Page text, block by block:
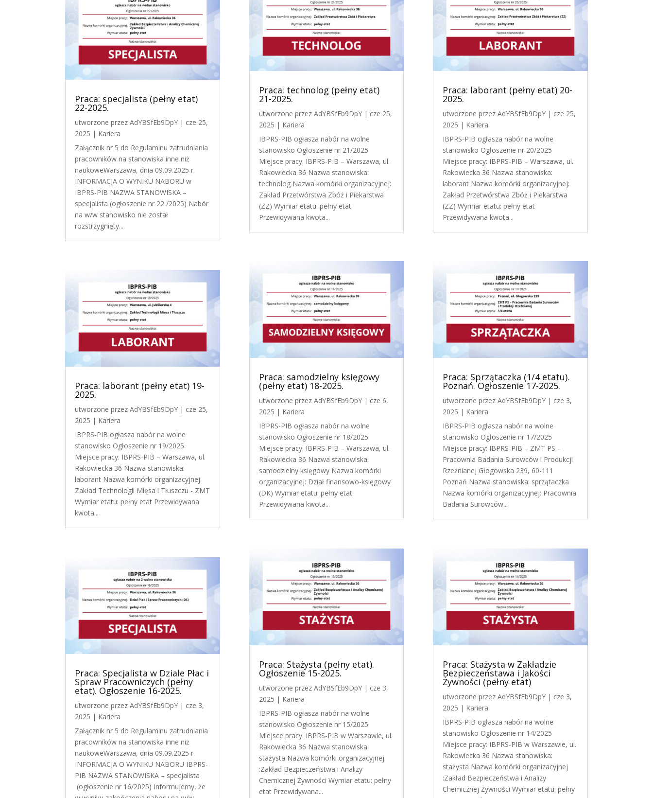
Praca: specjalista (pełny etat)
22-2025.
utworzone przezAdYBSfEb9DpY | cze 25,
2025 | Kariera
Załącznik nr 5 do Regulaminu zatrudniania
pracowników na stanowiska inne niż
naukoweWarszawa, dnia 09.09.2025 r.
INFORMACJA O WYNIKU NABORU w
IBPRS-PIB NAZWA STANOWISKA –
specjalista (ogłoszenie nr 22 /2025) Nabór
na w/w stanowisko nie został
rozstrzygnięty....
Praca: laborant (pełny etat) 19-
2025.
utworzone przezAdYBSfEb9DpY | cze 25,
2025 | Kariera
IBPRS-PIB ogłasza nabór na wolne
stanowisko Ogłoszenie nr 19/2025
Miejsce pracy: IBPRS-PIB – Warszawa, ul.
Rakowiecka 36 Nazwa stanowiska:
laborant Nazwa komórki organizacyjnej:
Zakład Technologii Mięsa i Tłuszczu - ZMT
Wymiar etatu: pełny etat Przewidywana
kwota...
Praca: Specjalista w Dziale Płac i
Spraw Pracowniczych (pełny
etat). Ogłoszenie 16-2025.
utworzone przezAdYBSfEb9DpY | cze 3,
2025 | Kariera
Załącznik nr 5 do Regulaminu zatrudniania
pracowników na stanowiska inne niż
naukoweWarszawa, dnia 09.09.2025 r.
INFORMACJA O WYNIKU NABORU IBPRS-
PIB NAZWA STANOWISKA – specjalista
(ogłoszenie nr 16/2025) Informujemy, że
Praca: technolog (pełny etat)
21-2025.
utworzone przez AdYBSfEb9DpY| cze 25,
2025 | Kariera
IBPRS-PIB ogłasza nabór na wolne
stanowisko Ogłoszenie nr 21/2025
Miejsce pracy: IBPRS-PIB – Warszawa, ul.
Rakowiecka 36 Nazwa stanowiska:
technolog Nazwa komórki organizacyjnej:
Zakład Przetwórstwa Zbóż i Piekarstwa
(ZZ) Wymiar etatu: pełny etat
Przewidywana kwota...
Praca: samodzielny księgowy
(pełny etat) 18-2025.
utworzone przez AdYBSfEb9DpY| cze 6,
2025 | Kariera
IBPRS-PIB ogłasza nabór na wolne
stanowisko Ogłoszenie nr 18/2025
Miejsce pracy: IBPRS-PIB – Warszawa, ul.
Rakowiecka 36 Nazwa stanowiska:
samodzielny księgowy Nazwa komórki
organizacyjnej: Dział finansowo-księgowy
(DK) Wymiar etatu: pełny etat
Przewidywana kwota...
Praca: Stażysta (pełny etat).
Ogłoszenie 15-2025.
utworzone przez AdYBSfEb9DpY| cze 3,
2025 | Kariera
IBPRS-PIB ogłasza nabór na wolne
stanowisko Ogłoszenie nr 15/2025
Miejsce pracy: IBPRS-PIB w Warszawie, ul.
Rakowiecka 36 Nazwa stanowiska:
stażysta Nazwa komórki organizacyjnej
:Zakład Bezpieczeństwa i Analizy
Chemicznej Żywności Wymiar etatu: pełny
etat Przewidywana...
Praca: laborant (pełny etat) 20-
2025.
utworzone przez AdYBSfEb9DpY| cze 25,
2025 | Kariera
IBPRS-PIB ogłasza nabór na wolne
stanowisko Ogłoszenie nr 20/2025
Miejsce pracy: IBPRS-PIB – Warszawa, ul.
Rakowiecka 36 Nazwa stanowiska:
laborant Nazwa komórki organizacyjnej:
Zakład Przetwórstwa Zbóż i Piekarstwa
(ZZ) Wymiar etatu: pełny etat
Przewidywana kwota...
Praca: Sprzątaczka (1/4 etatu).
Poznań. Ogłoszenie 17-2025.
utworzone przez AdYBSfEb9DpY| cze 3,
2025 | Kariera
IBPRS-PIB ogłasza nabór na wolne
stanowisko Ogłoszenie nr 17/2025
Miejsce pracy: IBPRS-PIB – ZMT PS –
Pracownia Badania Surowców i Produkcji
Rzeźnianej Głogowska 239, 60-111
Poznań Nazwa stanowiska: sprzątaczka
Nazwa komórki organizacyjnej: Pracownia
Badania Surowców...
Praca: Stażysta w Zakładzie
Bezpieczeństawa i Jakości
Żywności (pełny etat)
utworzone przez AdYBSfEb9DpY| cze 3,
2025 | Kariera
IBPRS-PIB ogłasza nabór na wolne
stanowisko Ogłoszenie nr 14/2025
Miejsce pracy: IBPRS-PIB w Warszawie, ul.
Rakowiecka 36 Nazwa stanowiska:
stażysta Nazwa komórki organizacyjnej
:Zakład Bezpieczeństwa i Analizy
Chemicznej Żywności Wymiar etatu: pełny